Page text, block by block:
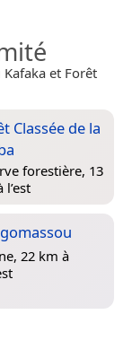
et Forêt
Classée de la
forestière, 13
l’est
22 km à